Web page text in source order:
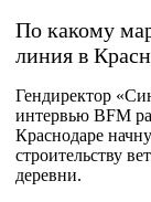
По какому
линия в
Гендиректор
интервью BFM
Краснодаре
строительству
деревни.